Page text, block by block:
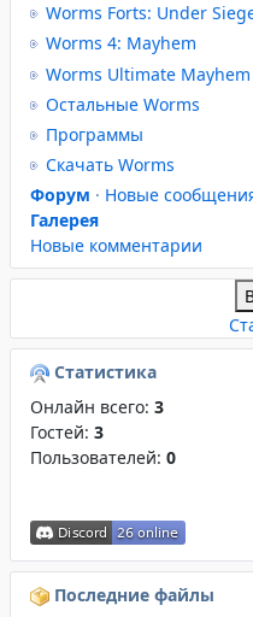
Worms Forts: Under
Worms 4: Mayhem
Worms Ultimate Mayhem
Остальные Worms
Программы
Скачать Worms
Форум · Новые
Галерея
Новые комментарии
Статистика
Онлайн всего: 3
Гостей: 3
Пользователей: 0
Последние файлы